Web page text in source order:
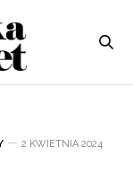
2 KWIETNIA 2024